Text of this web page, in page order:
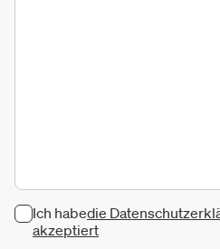
Ich habedie
akzeptiert